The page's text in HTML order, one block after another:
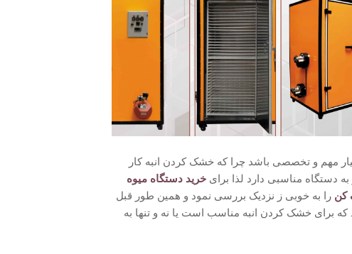
مهم و تخصصی باشد چرا که خشک کردن انبه کار
دستگاه مناسبی دارد لذا برایخرید دستگاه میوه
کن را به خوبی ز نزدیک بررسی نمود و همین طور قبل
برای خشک کردن انبه مناسب است یا نه و تنها به